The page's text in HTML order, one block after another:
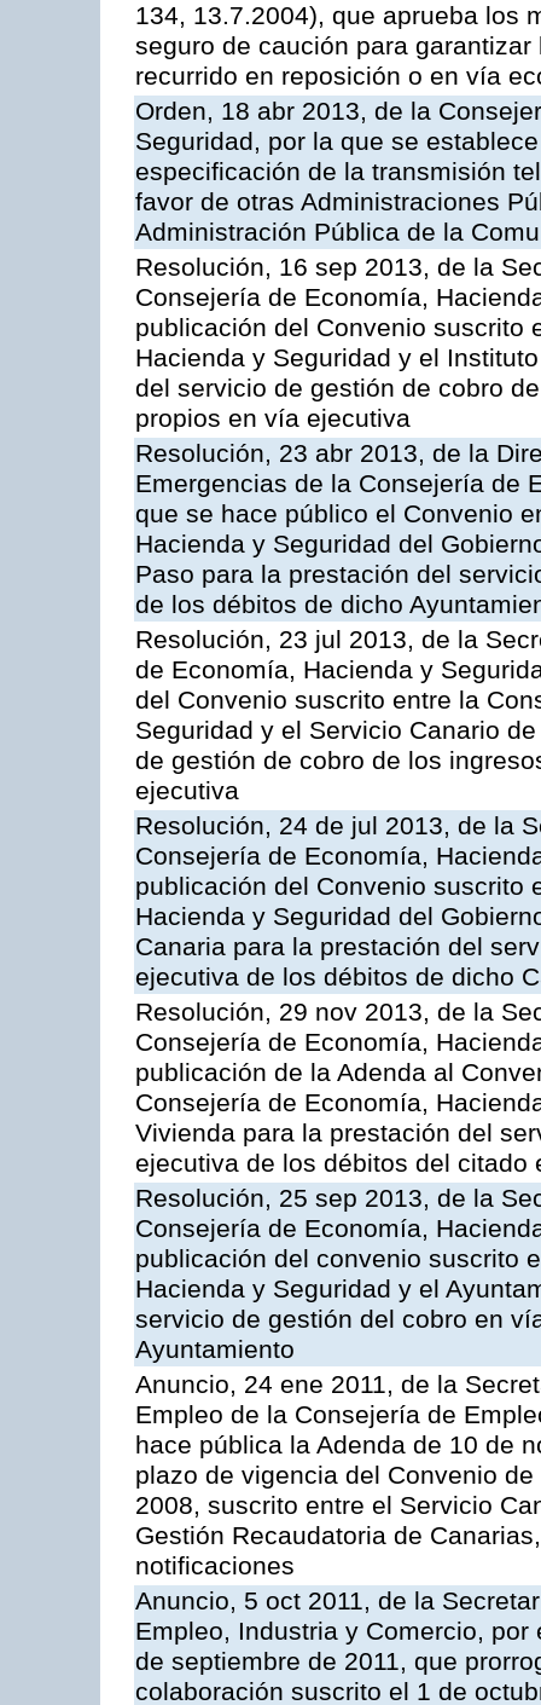
134, 13.7.2004), que aprueba los
seguro de caución para
recurrido en reposición o en vía
Orden, 18 abr 2013, de la
Seguridad, por la que se
especificación de la transmisión
favor de otras Administraciones
Administración Pública de la
Resolución, 16 sep 2013, de la
Consejería de Economía,
publicación del Convenio suscrito
Hacienda y Seguridad y el
del servicio de gestión de cobro
propios en vía ejecutiva
Resolución, 23 abr 2013, de la
Emergencias de la Consejería de
que se hace público el Convenio
Hacienda y Seguridad del
Paso para la prestación del
de los débitos de dicho
Resolución, 23 jul 2013, de la
de Economía, Hacienda y
del Convenio suscrito entre la
Seguridad y el Servicio Canario
de gestión de cobro de los
ejecutiva
Resolución, 24 de jul 2013, de la
Consejería de Economía,
publicación del Convenio suscrito
Hacienda y Seguridad del
Canaria para la prestación del
ejecutiva de los débitos de dicho
Resolución, 29 nov 2013, de la
Consejería de Economía,
publicación de la Adenda al
Consejería de Economía,
Vivienda para la prestación del
ejecutiva de los débitos del citado
Resolución, 25 sep 2013, de la
Consejería de Economía,
publicación del convenio suscrito
Hacienda y Seguridad y el
servicio de gestión del cobro en
Ayuntamiento
Anuncio, 24 ene 2011, de la
Empleo de la Consejería de
hace pública la Adenda de 10 de
plazo de vigencia del Convenio
2008, suscrito entre el Servicio
Gestión Recaudatoria de
notificaciones
Anuncio, 5 oct 2011, de la
Empleo, Industria y Comercio,
de septiembre de 2011, que
colaboración suscrito el 1 de